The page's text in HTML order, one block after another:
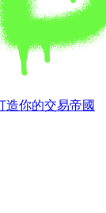
造你的交易帝國